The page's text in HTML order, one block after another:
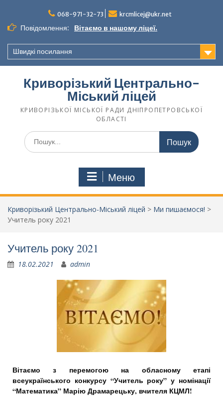
068-971-32-73 krcmlicej@ukr.net
Повідомлення: Вітаємо в нашому ліцеї.
Швидкі посилання
Криворізький Центрально-
Міський ліцей
КРИВОРІЗЬКОЇ МІСЬКОЇ РАДИ ДНІПРОПЕТРОВСЬКОЇ
ОБЛАСТІ
Меню
Криворізький Центрально-Міський ліцей > Ми пишаємося! >
Учитель року 2021
Учитель року 2021
18.02.2021 admin
Вітаємо з перемогою на обласному етапі
всеукраїнського конкурсу “Учитель року” у номінації
“Математика” Марію Драмарецьку, вчителя КЦМЛ!